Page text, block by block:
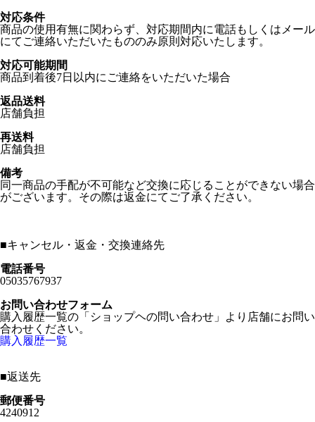
対応条件
商品の使用有無に関わらず、対応期間内に電話もしくはメール
にてご連絡いただいたもののみ原則対応いたします。
対応可能期間
商品到着後7日以内にご連絡をいただいた場合
返品送料
店舗負担
再送料
店舗負担
備考
同一商品の手配が不可能など交換に応じることができない場合
がございます。その際は返金にてご了承ください。
■キャンセル・返金・交換連絡先
電話番号
05035767937
お問い合わせフォーム
購入履歴一覧の「ショップヘの問い合わせ」より店舗にお問い
合わせください。
購入履歴一覧
■返送先
郵便番号
4240912